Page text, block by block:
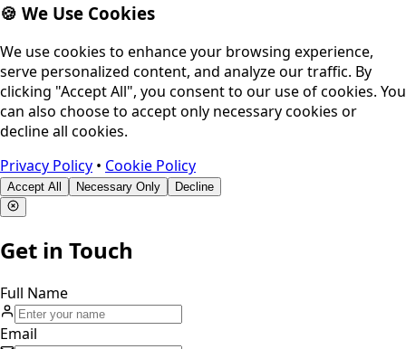
🍪 We Use Cookies
We use cookies to enhance your browsing experience,
serve personalized content, and analyze our traffic. By
clicking "Accept All", you consent to our use of cookies. You
can also choose to accept only necessary cookies or
decline all cookies.
Privacy Policy • Cookie Policy
Accept All Necessary Only Decline
Get in Touch
Full Name
Email